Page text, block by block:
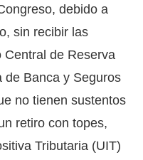
debido a
sin recibir las
de Reserva
de Banca y Seguros
no tienen sustentos
retiro con topes,
Tributaria (UIT)